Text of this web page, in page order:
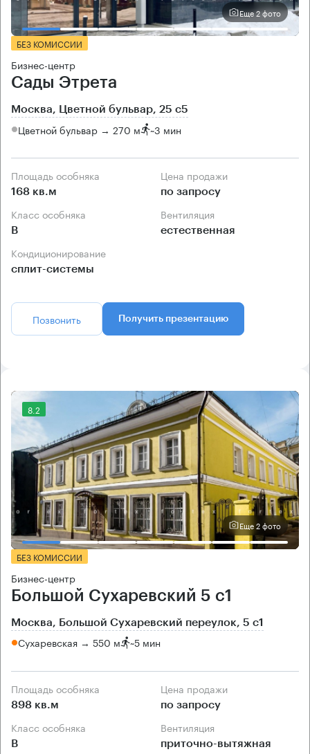
Еще 2 фото
БЕЗ КОМИССИИ
Бизнес-центр
Сады Этрета
Москва, Цветной бульвар, 25 с5
Цветной бульвар → 270 м ~3 мин
Площадь особняка
168 кв.м
Цена продажи
по запросу
Класс особняка
B
Вентиляция
естественная
Кондиционирование
сплит-системы
Позвонить Получить презентацию
8.2
Еще 2 фото
БЕЗ КОМИССИИ
Бизнес-центр
Большой Сухаревский 5 с1
Москва, Большой Сухаревский переулок, 5 с1
Сухаревская → 550 м ~5 мин
Площадь особняка
898 кв.м
Цена продажи
по запросу
Класс особняка
B
Вентиляция
приточно-вытяжная